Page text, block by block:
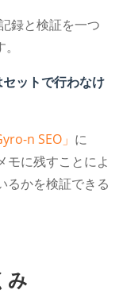
録と検証を一つ
ットで行わなけ
n SEO」 に
モに残すことによ
るかを検証できる
み